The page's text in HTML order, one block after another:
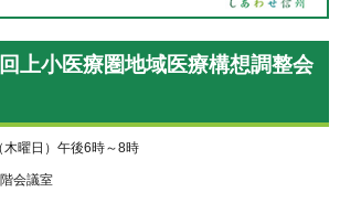
上小医療圏地域医療構想調整会
曜日）午後6時～8時
会議室